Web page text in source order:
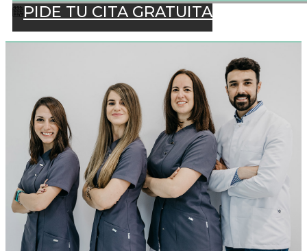
PIDE TU CITA GRATUITA